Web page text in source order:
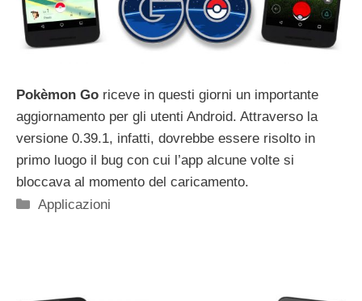
Pokèmon Go riceve in questi giorni un importante
aggiornamento per gli utenti Android. Attraverso la
versione 0.39.1, infatti, dovrebbe essere risolto in
primo luogo il bug con cui l’app alcune volte si
bloccava al momento del caricamento.
Categorie
Applicazioni